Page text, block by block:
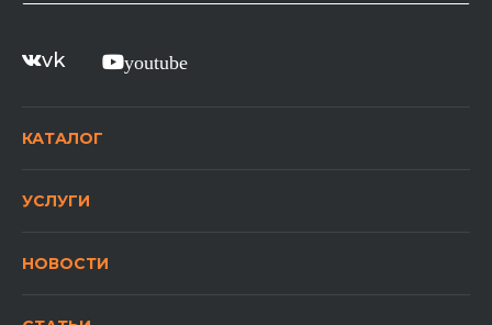
vk youtube
КАТАЛОГ
УСЛУГИ
НОВОСТИ